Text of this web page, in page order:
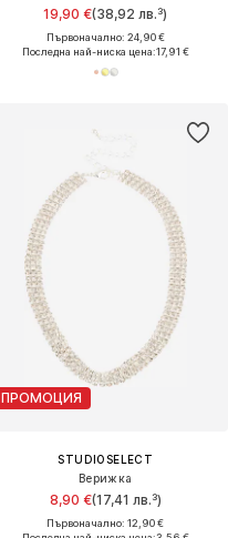
19,90 €(38,92 лв.³)
Първоначално: 24,90 €
Последна най-ниска цена:17,91 €
ПРОМОЦИЯ
STUDIOSELECT
Верижка
8,90 €(17,41 лв.³)
Първоначално: 12,90 €